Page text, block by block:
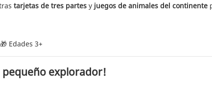
tarjetas de tres partes y juegos de animales del continente
Edades 3+
pequeño explorador!